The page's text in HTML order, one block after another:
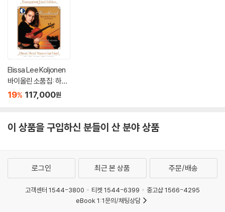
Elissa Lee Koljonen
바이올린 소품집: 하트
브레이크 (Heartbrea
리어 컬러 2LP]
19% 117,000원
이 상품을 구입하신 분들이 산 분야 상품
로그인 최근 본 상품 주문/배송
고객센터 1544-3800 티켓 1544-6399
중고샵 1566-4295
eBook 1:1문의/채팅상담